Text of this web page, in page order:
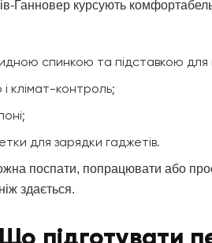
Ганновер курсують
спинкою та підставкою для
клімат-контроль;
для зарядки гаджетів.
поспати, попрацювати або
здається.
Що підготувати